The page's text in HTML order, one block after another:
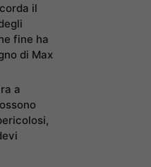
il
fine ha
di Max
a